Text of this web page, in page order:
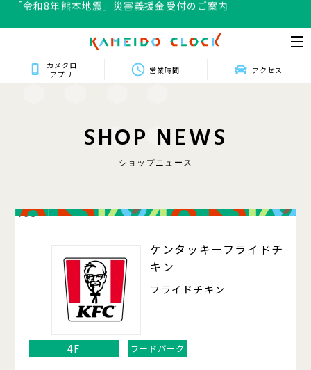
「令和8年熊本地震」災害義援金受付のご案内
カメクロ
アプリ
営業時間 アクセス
SHOP NEWS
ショップニュース
408
ケンタッキーフライドチ
キン
フライドチキン
4F フードパーク